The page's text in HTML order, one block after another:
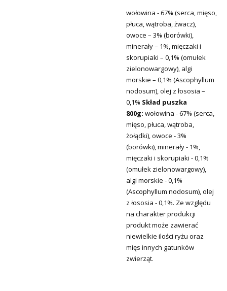
wołowina - 67% (serca, mięso,
płuca, wątroba, żwacz),
owoce – 3% (borówki),
minerały – 1%, mięczaki i
skorupiaki – 0,1% (omułek
zielonowargowy), algi
morskie – 0,1% (Ascophyllum
nodosum), olej z łososia –
0,1% Skład puszka
800g: wołowina - 67% (serca,
mięso, płuca, wątroba,
żołądki), owoce - 3%
(borówki), minerały - 1%,
mięczaki i skorupiaki - 0,1%
(omułek zielonowargowy),
algi morskie - 0,1%
(Ascophyllum nodosum), olej
z łososia - 0,1%. Ze względu
na charakter produkcji
produkt może zawierać
niewielkie ilości ryżu oraz
mięs innych gatunków
zwierząt.